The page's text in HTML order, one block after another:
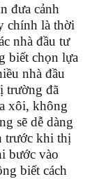
đưa cảnh
chính là thời
nhà đầu tư
biết chọn lựa
nhà đầu
trường đã
xôi, không
sẽ dễ dàng
trước khi thị
bước vào
biết cách